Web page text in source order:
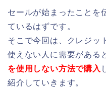
セールが始まったことを
ているはずです。
そこで今回は、クレジッ
使えない人に需要がある
を使用しない方法で購入
紹介していきます。